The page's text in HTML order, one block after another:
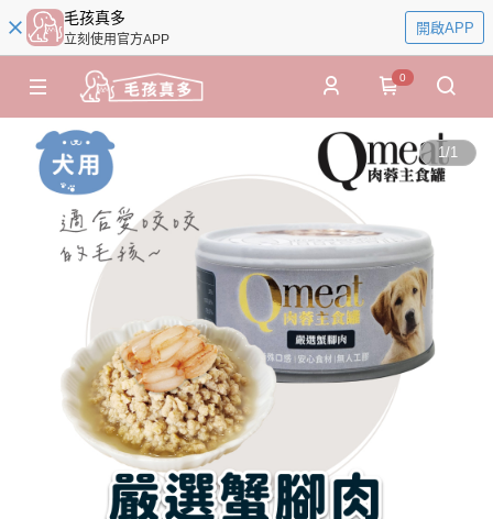
毛孩真多
立刻使用官方APP
開啟APP
0
1/1